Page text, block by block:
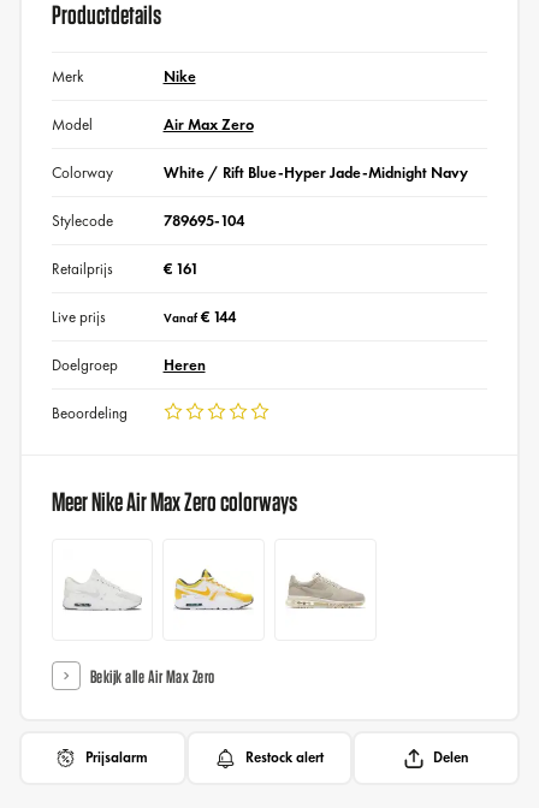
Productdetails
Merk Nike
Model Air Max Zero
Colorway White / Rift Blue-Hyper Jade-Midnight Navy
Stylecode 789695-104
Retailprijs € 161
Live prijs Vanaf€ 144
Doelgroep Heren
Beoordeling
Meer Nike Air Max Zero colorways
Bekijk alle Air Max Zero
Prijsalarm Restock alert Delen